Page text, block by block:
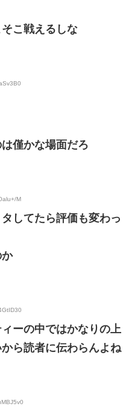
こ戦えるしな
僅かな場面だろ
M
してたら評価も変わっ
ーの中ではかなりの上
ら読者に伝わらんよね